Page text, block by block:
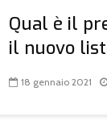
Qual è il
il nuovo
18 gennaio 2021